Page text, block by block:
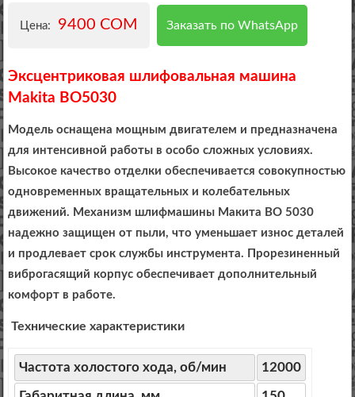
Цена: 9400 COM Заказать по WhatsApp
Эксцентриковая шлифовальная машина
Makita BO5030
Модель оснащена мощным двигателем и предназначена
для интенсивной работы в особо сложных условиях.
Высокое качество отделки обеспечивается совокупностью
одновременных вращательных и колебательных
движений. Механизм шлифмашины Макита ВО 5030
надежно защищен от пыли, что уменьшает износ деталей
и продлевает срок службы инструмента. Прорезиненный
виброгасящий корпус обеспечивает дополнительный
комфорт в работе.
Технические характеристики
Частота холостого хода, об/мин 12000